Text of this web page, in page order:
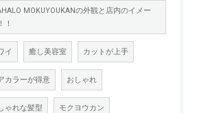
MOKUYOUKANの外観と店内のイメー
！
イ 癒し美容室 カットが上手
カラーが得意 おしゃれ
ゃれな髪型 モクヨウカン